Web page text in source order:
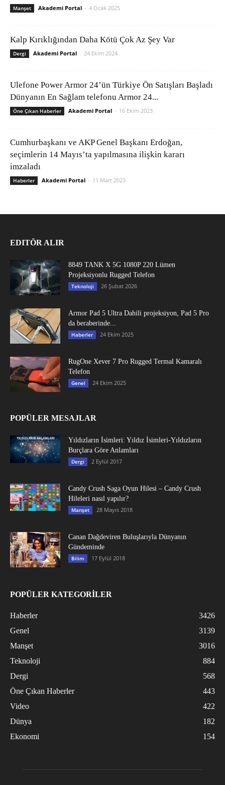
Manşet Akademi Portal - 4 Ocak 2025
Kalp Kırıklığından Daha Kötü Çok Az Şey Var
Dergi Akademi Portal - 24 Ekim 2024
Ulefone Power Armor 24’ün Türkiye Ön Satışları Başladı
Dünyanın En Sağlam telefonu Armor 24...
Öne Çıkan Haberler Akademi Portal - 16 Ekim 2023
Cumhurbaşkanı ve AKP Genel Başkanı Erdoğan,
seçimlerin 14 Mayıs’ta yapılmasına ilişkin kararı
imzaladı
Haberler Akademi Portal - 11 Mart 2023
EDITÖR ALIR
8849 TANK X 5G 1080P 220 Lümen
Projeksiyonlu Rugged Telefon
Teknoloji 26 Şubat 2026
Armor Pad 5 Ultra Dahili projeksiyon, Pad 5 Pro
da beraberinde...
Haberler 24 Ekim 2025
RugOne Xever 7 Pro Rugged Termal Kamaralı
Telefon
Genel 24 Ekim 2025
POPÜLER MESAJLAR
Yıldızların İsimleri: Yıldız İsimleri-Yıldızların
Burçlara Göre Anlamları
Dergi 2 Eylül 2017
Candy Crush Saga Oyun Hilesi – Candy Crush
Hileleri nasıl yapılır?
Manşet 28 Mayıs 2018
Canan Dağdeviren Buluşlarıyla Dünyanın
Gündeminde
Bilim 17 Eylül 2018
POPÜLER KATEGORİLER
Haberler
3426
Genel
3139
Manşet
3016
Teknoloji
884
Dergi
568
Öne Çıkan Haberler
443
Video
422
Dünya
182
Ekonomi
154